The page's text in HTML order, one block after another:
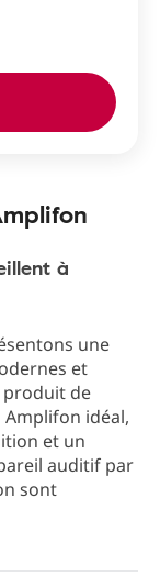
à
une
et
produit de
idéal,
et un
auditif par
sont